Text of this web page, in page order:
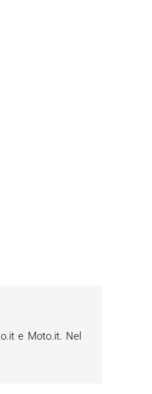
e Moto.it. Nel